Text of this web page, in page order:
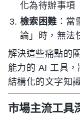
化為待辦事項
檢索困難 ：
論」時，無法
解決這些痛點的
能力的 AI 工具
結構化的文字知
市場主流工具